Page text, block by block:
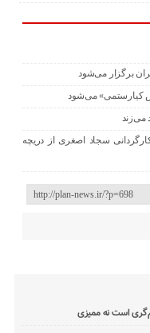
برگزار می‌شود
کیارستمی» می‌شود
می‌زند
سجاد اصغری از دریچه
است نه ممیزی